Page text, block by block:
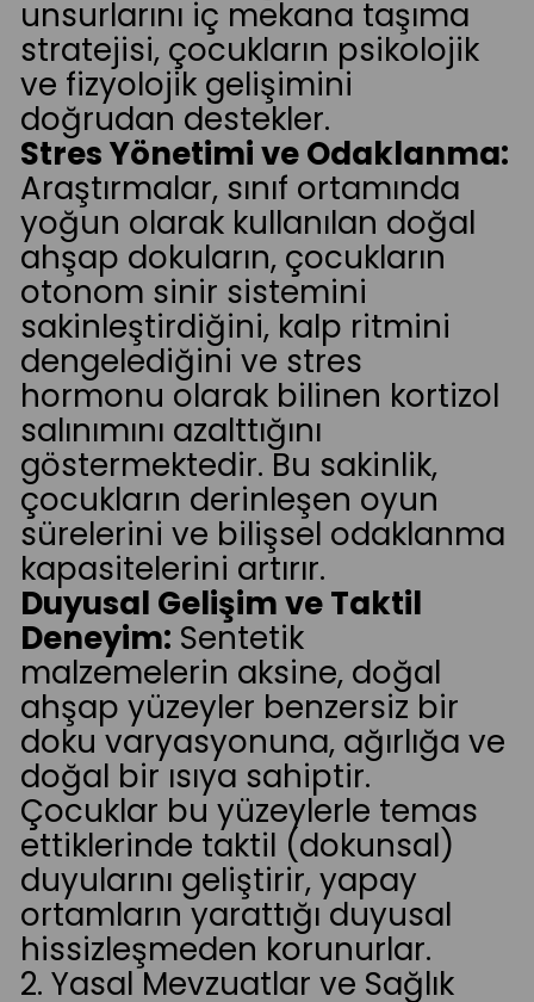
unsurlarını iç mekana taşıma
stratejisi, çocukların psikolojik
ve fizyolojik gelişimini
doğrudan destekler.
Stres Yönetimi ve Odaklanma:
Araştırmalar, sınıf ortamında
yoğun olarak kullanılan doğal
ahşap dokuların, çocukların
otonom sinir sistemini
sakinleştirdiğini, kalp ritmini
dengelediğini ve stres
hormonu olarak bilinen kortizol
salınımını azalttığını
göstermektedir. Bu sakinlik,
çocukların derinleşen oyun
sürelerini ve bilişsel odaklanma
kapasitelerini artırır.
Duyusal Gelişim ve Taktil
Deneyim: Sentetik
malzemelerin aksine, doğal
ahşap yüzeyler benzersiz bir
doku varyasyonuna, ağırlığa ve
doğal bir ısıya sahiptir.
Çocuklar bu yüzeylerle temas
ettiklerinde taktil (dokunsal)
duyularını geliştirir, yapay
ortamların yarattığı duyusal
hissizleşmeden korunurlar.
2. Yasal Mevzuatlar ve Sağlık